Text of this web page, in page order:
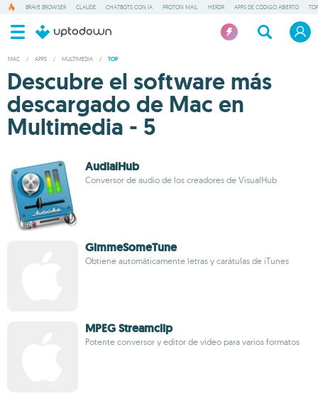
BRAVE BROWSER CLAUDE CHATBOTS CON IA PROTON MAIL HERDR APPS DE CÓDIGO ABIERTO
MAC / APPS / MULTIMEDIA / TOP
Descubre el software más
descargado de Mac en
Multimedia - 5
AudialHub
Conversor de audio de los creadores de VisualHub
GimmeSomeTune
Obtiene automáticamente letras y carátulas de iTunes
MPEG Streamclip
Potente conversor y editor de vídeo para varios formatos